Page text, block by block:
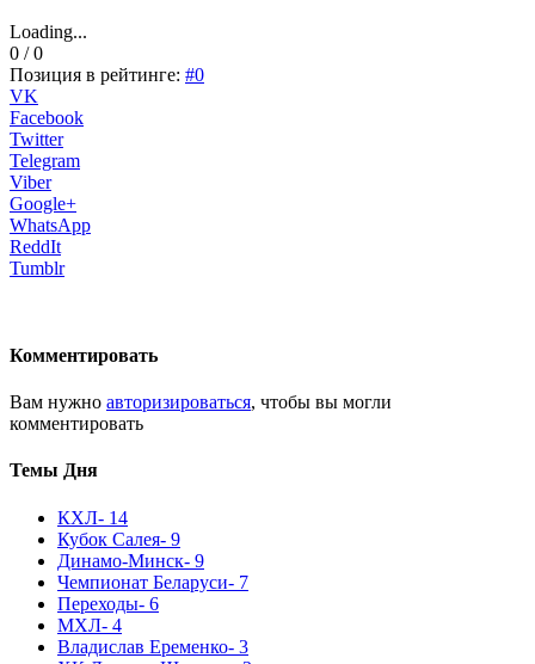
Loading...
0 / 0
Позиция в рейтинге: #0
VK
Facebook
Twitter
Telegram
Viber
Google+
WhatsApp
ReddIt
Tumblr
Комментировать
Вам нужно авторизироваться, чтобы вы могли
комментировать
Темы Дня
КХЛ- 14
Кубок Салея- 9
Динамо-Минск- 9
Чемпионат Беларуси- 7
Переходы- 6
МХЛ- 4
Владислав Еременко- 3